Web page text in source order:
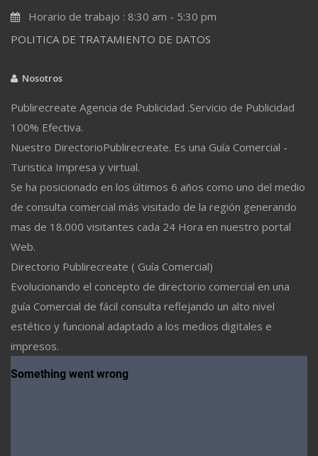
Horario de trabajo : 8:30 am - 5:30 pm
POLITICA DE TRATAMIENTO DE DATOS
Nosotros
Publirecreate Agencia de Publicidad .Servicio de Publicidad
100% Efectiva.
Nuestro DirectorioPublirecreate. Es una Guía Comercial -
Turistica Impresa y virtual.
Se ha posicionado en los últimos 6 años como uno del medio
de consulta comercial más visitado de la región generando
mas de 18.000 visitantes cada 24 Hora en nuestro portal
Web.
Directorio Publirecreate ( Guía Comercial)
Evolucionando el concepto de directorio comercial en una
guía Comercial de fácil consulta reflejando un alto nivel
estético y funcional adaptado a los medios digitales e
impresos.